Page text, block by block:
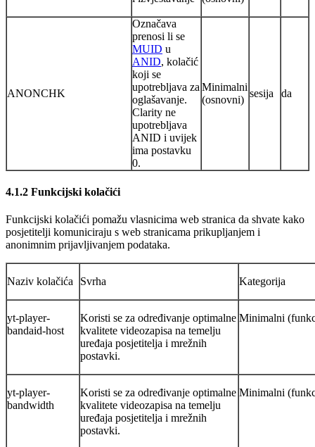
ANONCHK
Označava
prenosi li se
MUID u
ANID, kolačić
koji se
upotrebljava za
oglašavanje.
Clarity ne
upotrebljava
ANID i uvijek
ima postavku
0.
Minimalni
(osnovni)
sesija da
4.1.2 Funkcijski kolačići
Funkcijski kolačići pomažu vlasnicima web stranica da shvate kako
posjetitelji komuniciraju s web stranicama prikupljanjem i
anonimnim prijavljivanjem podataka.
Naziv kolačića Svrha Kategorija
yt-player-
bandaid-host
Koristi se za određivanje optimalne
kvalitete videozapisa na temelju
uređaja posjetitelja i mrežnih
postavki.
Minimalni
yt-player-
bandwidth
Koristi se za određivanje optimalne
kvalitete videozapisa na temelju
uređaja posjetitelja i mrežnih
postavki.
Minimalni